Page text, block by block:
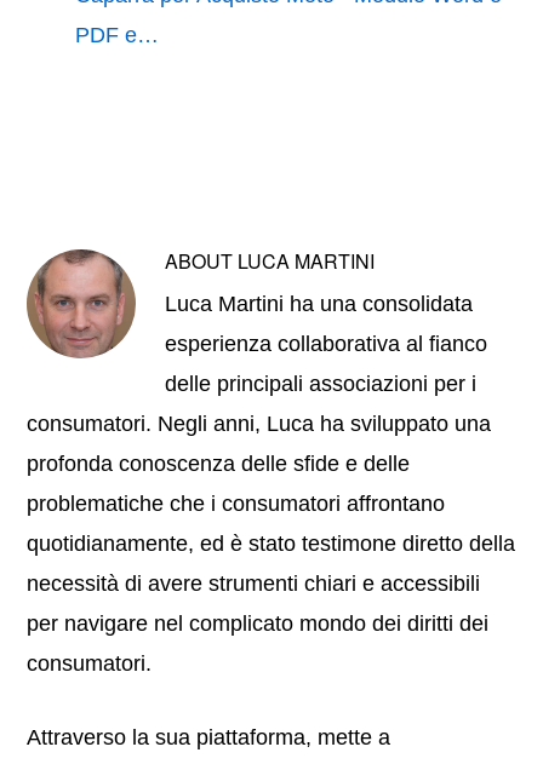
PDF e…
ABOUT LUCA MARTINI
Luca Martini ha una consolidata
esperienza collaborativa al fianco
delle principali associazioni per i
consumatori. Negli anni, Luca ha sviluppato una
profonda conoscenza delle sfide e delle
problematiche che i consumatori affrontano
quotidianamente, ed è stato testimone diretto della
necessità di avere strumenti chiari e accessibili
per navigare nel complicato mondo dei diritti dei
consumatori.
Attraverso la sua piattaforma, mette a